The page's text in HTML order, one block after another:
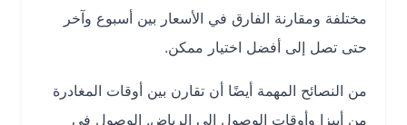
مختلفة ومقارنة الفارق في الأسعار بين أسبوع وآخر
حتى تصل إلى أفضل اختيار ممكن.
من النصائح المهمة أيضًا أن تقارن بين أوقات المغادرة
من أبيزا وأوقات الوصول إلى الرياض. الوصول في